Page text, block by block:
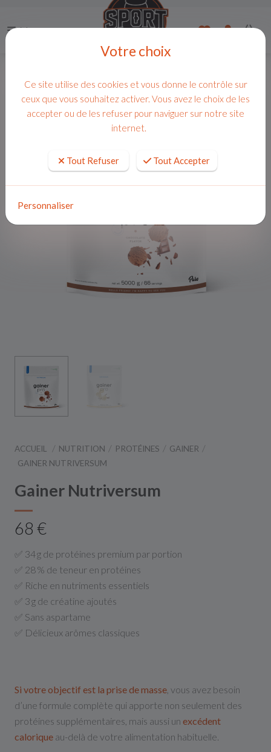
Menu
ACCUEIL NUTRITION PROTÉINES
GAINER
GAINER NUTRIVERSUM
Gainer Nutriversum
68 €
✅ 34 g de protéines premium par portion
✅ 28 % de teneur en protéines
✅ Riche en nutriments essentiels
✅ 3 g de créatine ajoutés
✅ Sans aspartame
✅ Délicieux arômes classiques
Si votre objectif est la prise de masse , vous avez besoin
d’une formule complète qui apporte non seulement des
protéines supplémentaires, mais aussi un excédent
calorique au-delà de votre alimentation habituelle.
Votre choix
Ce site utilise des cookies et vous donne le contrôle sur
ceux que vous souhaitez activer. Vous avez le choix de les
accepter ou de les refuser pour naviguer sur notre site
internet.
Tout Refuser Tout Accepter
Personnaliser